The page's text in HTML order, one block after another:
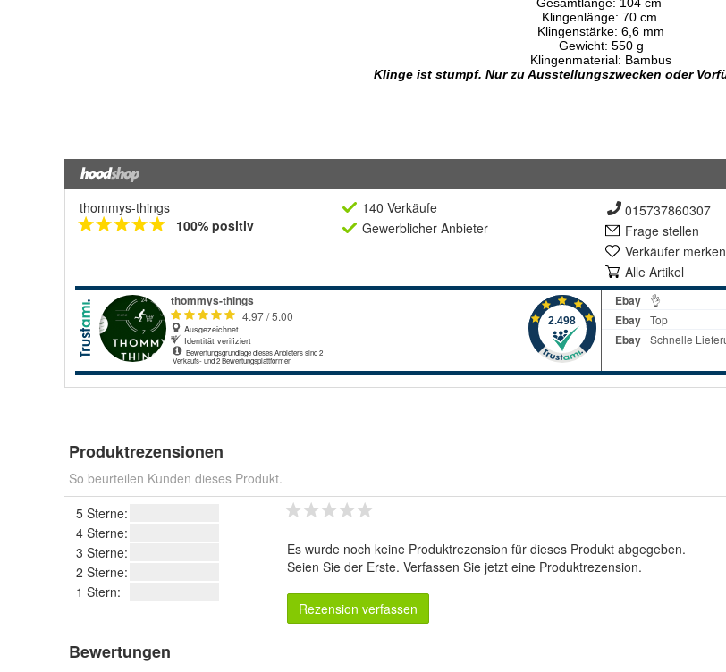
thommys-things
100% positiv
140 Verkäufe
Gewerblicher Anbieter
015737860307
Frage stellen
Verkäufer merken
Alle Artikel
Produktrezensionen
So beurteilen Kunden dieses Produkt.
5 Sterne:
4 Sterne:
3 Sterne:
2 Sterne:
1 Stern:
Es wurde noch keine Produktrezension für dieses Produkt abgegeben.
Seien Sie der Erste. Verfassen Sie jetzt eine Produktrezension.
Rezension verfassen
Bewertungen